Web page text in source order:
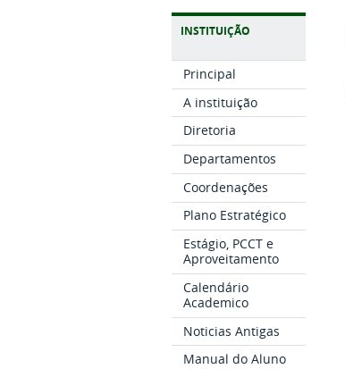
INSTITUIÇÃO
Principal
A instituição
Diretoria
Departamentos
Coordenações
Plano Estratégico
Estágio, PCCT e
Aproveitamento
Calendário
Academico
Noticias Antigas
Manual do Aluno